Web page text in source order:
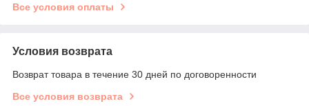
Все условия оплаты
Условия возврата
Возврат товара в течение 30 дней по договоренности
Все условия возврата